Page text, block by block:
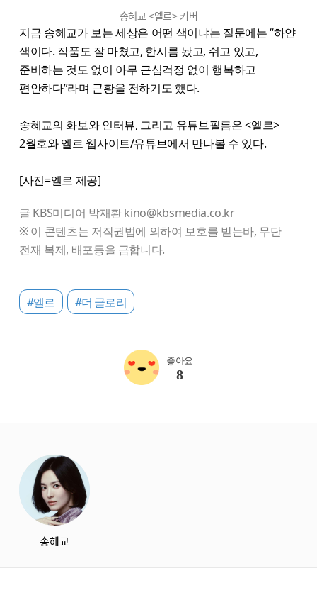
송혜교 <엘르> 커버
지금 송혜교가 보는 세상은 어떤 색이냐는 질문에는 “하얀
색이다. 작품도 잘 마쳤고, 한시름 놨고, 쉬고 있고,
준비하는 것도 없이 아무 근심걱정 없이 행복하고
편안하다”라며 근황을 전하기도 했다.
송혜교의 화보와 인터뷰, 그리고 유튜브필름은 <엘르>
2월호와 엘르 웹사이트/유튜브에서 만나볼 수 있다.
[사진=엘르 제공]
글 KBS미디어 박재환 kino@kbsmedia.co.kr
※ 이 콘텐츠는 저작권법에 의하여 보호를 받는바, 무단
전재 복제, 배포등을 금합니다.
#엘르 #더 글로리
좋아요
8
송혜교